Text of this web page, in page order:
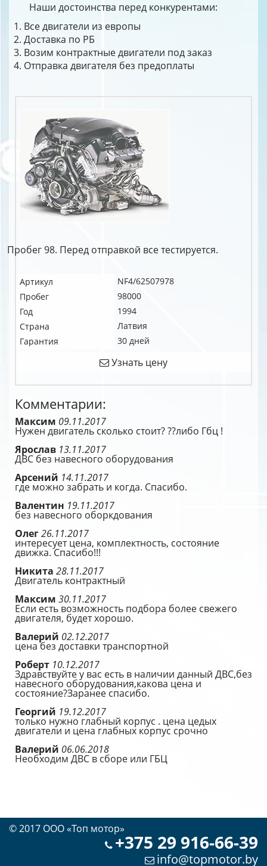
Наши достоинства перед конкурентами:
Все двигатели из европы
Доставка по РБ
Возим контрактные двигатели под заказ
Отправка двигателя без предоплаты
Пробег 98. Перед отправкой все тестируется.
Артикул
NF4/62507978
Пробег
98000
Год
1994
Страна
Латвия
Гарантия
30 дней
Узнать цену
Комментарии:
Максим 09.11.2017
Нужен двигатель сколько стоит? ??либо Гбц !
Ярослав 13.11.2017
ДВС без навесного оборудования
Арсений 14.11.2017
где можно забрать и когда. Спасибо.
Валентин 19.11.2017
без навесного оборкдования
Олег26.11.2017
интересует цена, комплектность, состояние
движка. Спасибо!!!
Никита 28.11.2017
Двигатель контрактный
Максим 30.11.2017
Если есть возможность подбора более свежего
двигателя, будет хорошо.
Валерий 02.12.2017
цена без доставки транспортной
Роберт 10.12.2017
Здравствуйте у вас есть в наличии данный ДВС,без
навесного оборудования,какова цена и
состояние?Заранее спасибо.
Георгий 19.12.2017
только нужно глабный корпус . цена цедых
двигатели и цена глабных корпус срочно
Валерий 06.06.2018
Необходим ДВС в сборе или ГБЦ
© 2017 OOO «Топ мотор»
+375 29 916-66-39
info@topmotor.by